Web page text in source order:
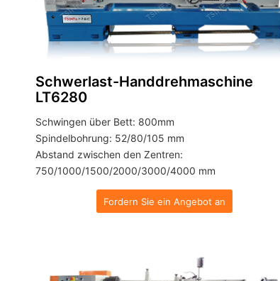
Schwerlast-Handdrehmaschine
LT6280
Schwingen über Bett: 800mm
Spindelbohrung: 52/80/105 mm
Abstand zwischen den Zentren:
750/1000/1500/2000/3000/4000 mm
Fordern Sie ein Angebot an